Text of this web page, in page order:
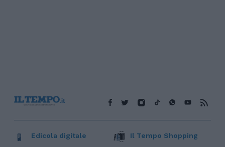
Edicola digitale Il Tempo Shopping